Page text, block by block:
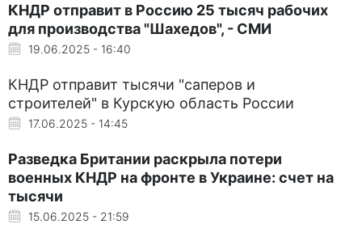
КНДР отправит в Россию 25 тысяч рабочих
для производства "Шахедов", - СМИ
19.06.2025 - 16:40
КНДР отправит тысячи "саперов и
строителей" в Курскую область России
17.06.2025 - 14:45
Разведка Британии раскрыла потери
военных КНДР на фронте в Украине: счет на
тысячи
15.06.2025 - 21:59